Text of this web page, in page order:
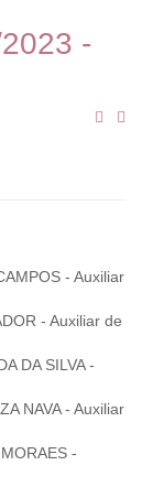
-
- Auxiliar
- Auxiliar de
DA SILVA -
NAVA - Auxiliar
-